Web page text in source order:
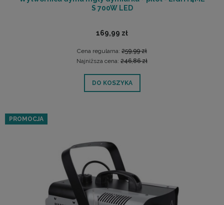
S 700W LED
169,99 zł
Cena regularna: 259,99 zł
Najniższa cena: 246,86 zł
DO KOSZYKA
PROMOCJA